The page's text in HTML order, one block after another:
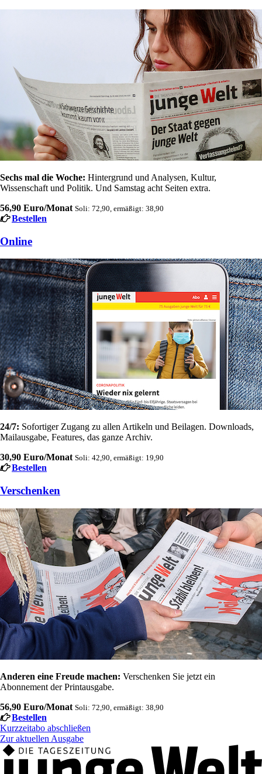
Sechs mal die Woche: Hintergrund und Analysen, Kultur,
Wissenschaft und Politik. Und Samstag acht Seiten extra.
56,90 Euro/Monat Soli: 72,90, ermäßigt: 38,90
Bestellen
Online
24/7: Sofortiger Zugang zu allen Artikeln und Beilagen. Downloads,
Mailausgabe, Features, das ganze Archiv.
30,90 Euro/Monat Soli: 42,90, ermäßigt: 19,90
Bestellen
Verschenken
Anderen eine Freude machen: Verschenken Sie jetzt ein
Abonnement der Printausgabe.
56,90 Euro/Monat Soli: 72,90, ermäßigt: 38,90
Bestellen
Kurzzeitabo abschließen
Zur aktuellen Ausgabe